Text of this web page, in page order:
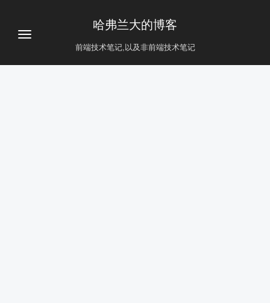
哈弗兰大的博客
前端技术笔记,以及非前端技术笔记